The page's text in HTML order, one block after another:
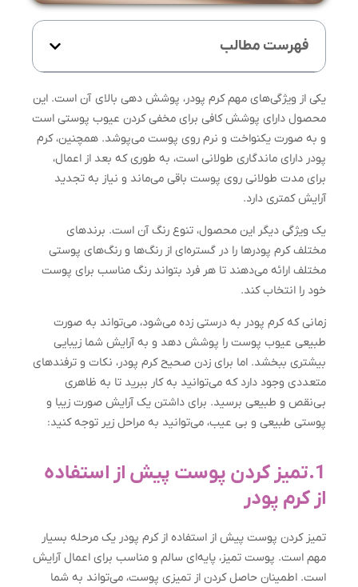
فهرست مطالب
یکی از ویژگی‌های مهم کرم پودر، پوشش دهی بالای آن است. این
محصول دارای پوشش کافی برای مخفی کردن عیوب پوستی است
و به صورت یکنواخت و نرم روی پوست می‌پوشد. همچنین، کرم
پودر دارای ماندگاری طولانی است، به طوری که بعد از اعمال،
برای مدت طولانی روی پوست باقی می‌ماند و نیاز به تجدید
آرایش کمتری دارد.
یک ویژگی دیگر این محصول، تنوع رنگ آن است. برندهای
مختلف کرم پودرها را در گستره‌ای از رنگ‌ها و رنگ‌های پوستی
مختلف ارائه می‌دهند تا هر فرد بتواند رنگ مناسب برای پوست
خود را انتخاب کند.
زمانی که کرم پودر به درستی زده می‌شود، می‌تواند به صورت
طبیعی عیوب پوست را پوشش دهد و به آرایش شما زیبایی
بیشتری ببخشد. اما برای زدن صحیح کرم پودر، نکات و ترفندهای
متعددی وجود دارد که می‌توانید به کار ببرید تا به ظاهری
بی‌نقص و طبیعی برسید. برای داشتن یک آرایش صورت زیبا و
پوستی طبیعی و بی عیب، می‌توانید به مراحل زیر توجه کنید:
1.تمیز کردن پوست پیش از استفاده
از کرم پودر
تمیز کردن پوست پیش از استفاده از کرم پودر یک مرحله بسیار
مهم است. پوست تمیز، پایه‌ای سالم و مناسب برای اعمال آرایش
است. اطمینان حاصل کردن از تمیزی پوست، می‌تواند به شما